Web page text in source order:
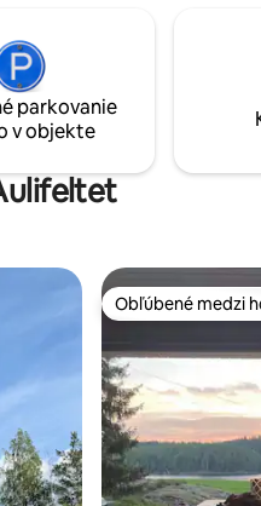
parkovacie
nabíjania
Mesh sieť.
Mnoho stolových
parkovanie
v objekte
Obľúbené medzi
Obľúbené medzi